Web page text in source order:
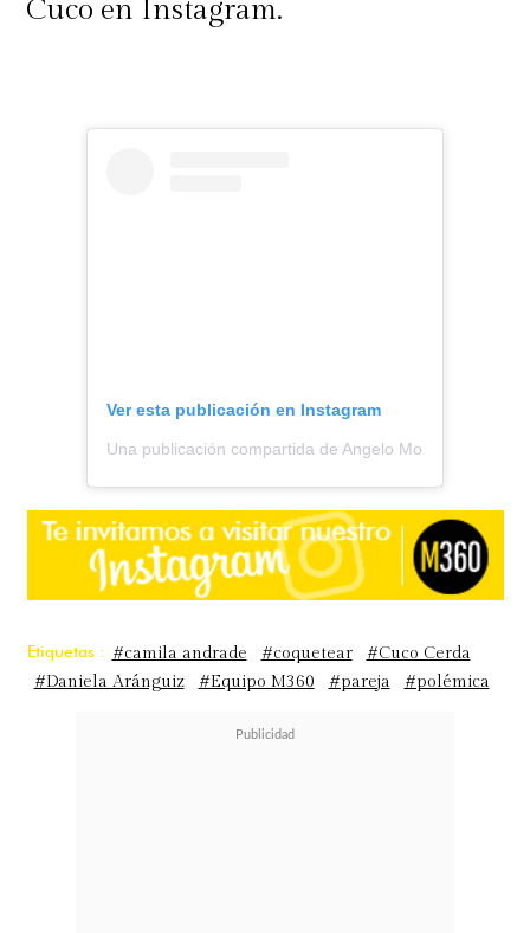
Cuco en Instagram.
Ver esta publicación en Instagram
Una publicación compartida de Angelo Moreno || Todo
Etiquetas : #camila andrade #coquetear
#Cuco Cerda
#Daniela Aránguiz
#Equipo M360 #pareja #polémica